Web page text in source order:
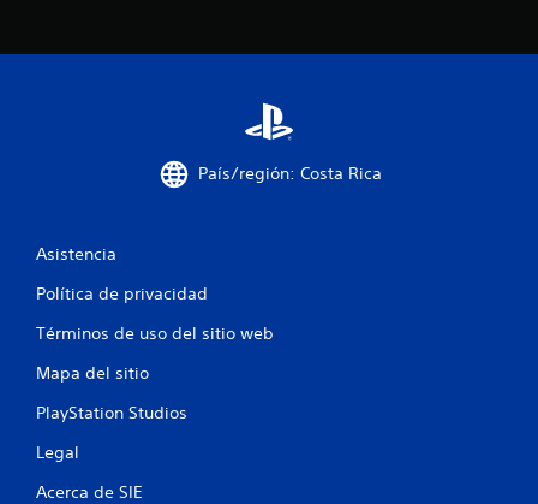
a
País/región: Costa Rica
Asistencia
Política de privacidad
Términos de uso del sitio web
Mapa del sitio
PlayStation Studios
Legal
Acerca de SIE